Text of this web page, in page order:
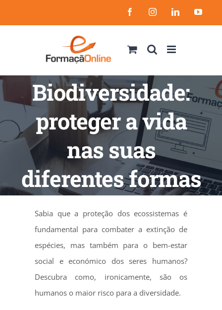
to
FacebookInstagramLinkedIn
Biodiversidade:
proteger a vida
nas suas
diferentes formas
Sabia que a proteção dos ecossistemas é
fundamental para combater a extinção de
espécies, mas também para o bem-estar
social e económico dos seres humanos?
Descubra como, ironicamente, são os
humanos o maior risco para a diversidade.